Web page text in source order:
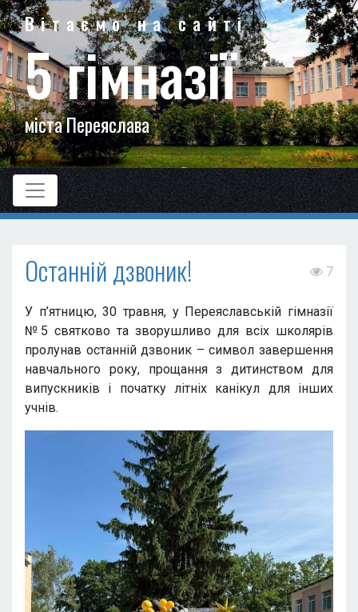
Вітаємо на сайті
5 гімназії
міста Переяслава
Останній дзвоник! 7
У п’ятницю, 30 травня, у Переяславській гімназії
№5 святково та зворушливо для всіх школярів
пролунав останній дзвоник – символ завершення
навчального року, прощання з дитинством для
випускників і початку літніх канікул для інших
учнів.